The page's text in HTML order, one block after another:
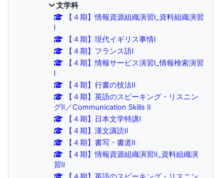
文学科
【４期】情報資源組織演習Ⅰ_資料組織演習
Ⅰ
【４期】現代イギリス事情Ⅰ
【４期】フランス語Ⅰ
【４期】情報サービス演習Ⅰ_情報検索演習
Ⅰ
【４期】行書の技法Ⅱ
【４期】英語のスピーキング・リスニン
グⅡ／Communication Skills Ⅱ
【４期】日本文学特講Ⅰ
【４期】漢文講読Ⅱ
【４期】書写・書道Ⅱ
【４期】情報資源組織演習Ⅱ_資料組織演
習Ⅱ